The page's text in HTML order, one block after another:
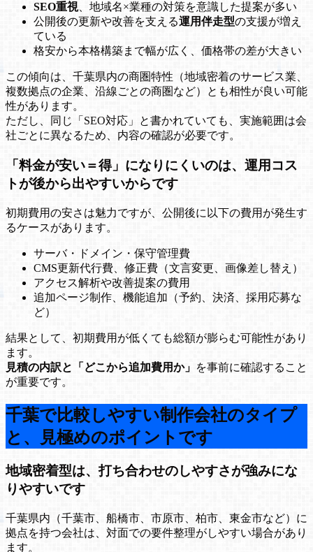
SEO重視、地域名×業種の対策を意識した提案が多い
公開後の更新や改善を支える運用伴走型の支援が増え
ている
格安から本格構築まで幅が広く、価格帯の差が大きい
この傾向は、千葉県内の商圏特性（地域密着のサービス業、
複数拠点の企業、沿線ごとの商圏など）とも相性が良い可能
性があります。
ただし、同じ「SEO対応」と書かれていても、実施範囲は会
社ごとに異なるため、内容の確認が必要です。
「料金が安い＝得」になりにくいのは、運用コス
トが後から出やすいからです
初期費用の安さは魅力ですが、公開後に以下の費用が発生す
るケースがあります。
サーバ・ドメイン・保守管理費
CMS更新代行費、修正費（文言変更、画像差し替え）
アクセス解析や改善提案の費用
追加ページ制作、機能追加（予約、決済、採用応募な
ど）
結果として、初期費用が低くても総額が膨らむ可能性があり
ます。
見積の内訳と「どこから追加費用か」 を事前に確認すること
が重要です。
千葉で比較しやすい制作会社のタイプ
と、見極めのポイントです
地域密着型は、打ち合わせのしやすさが強みにな
りやすいです
千葉県内（千葉市、船橋市、市原市、柏市、東金市など）に
拠点を持つ会社は、対面での要件整理がしやすい場合があり
ます。